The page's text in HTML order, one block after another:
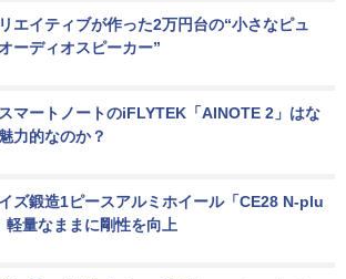
エイティブが作った2万円台の“小さなピュ
ーディオスピーカー”
マートノートのiFLYTEK「AINOTE 2」はな
力的なのか？
ズ鍛造1ピースアルミホイール「CE28 N-plu
軽量なままに剛性を向上